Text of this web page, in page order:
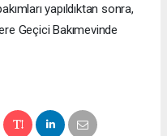
yapıldıktan sonra,
Geçici Bakımevinde